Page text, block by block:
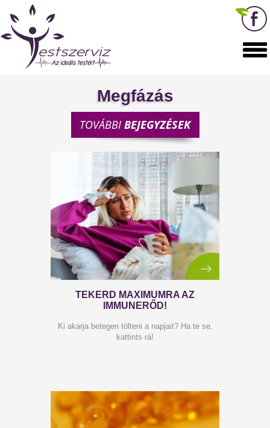
Megfázás
TOVÁBBIBEJEGYZÉSEK
Ki akarja betegen tölteni a napjait? Ha te se,
kattints rá!